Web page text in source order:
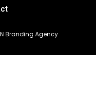
Branding Agency